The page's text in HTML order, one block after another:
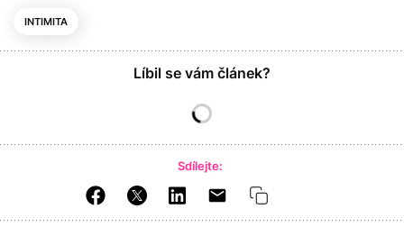
INTIMITA
Líbil se vám článek?
Sdílejte: